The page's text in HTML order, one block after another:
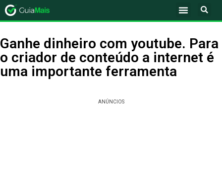
Ganhe dinheiro com youtube. Para
o criador de conteúdo a internet é
uma importante ferramenta
ANÚNCIOS